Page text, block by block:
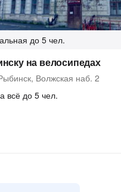
до 5 чел.
на велосипедах
Волжская наб. 2
всё до 5 чел.